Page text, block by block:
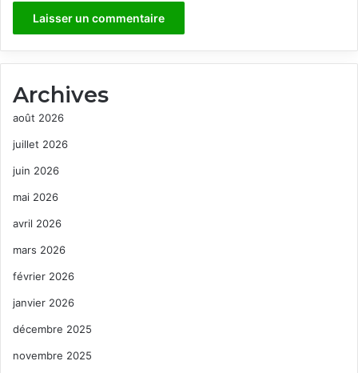
Archives
août 2026
juillet 2026
juin 2026
mai 2026
avril 2026
mars 2026
février 2026
janvier 2026
décembre 2025
novembre 2025